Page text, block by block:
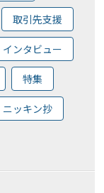
取引先支援
インタビュー
特集
ニッキン抄